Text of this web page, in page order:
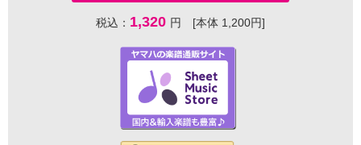
税込： 1,320 円 [本体 1,200円]